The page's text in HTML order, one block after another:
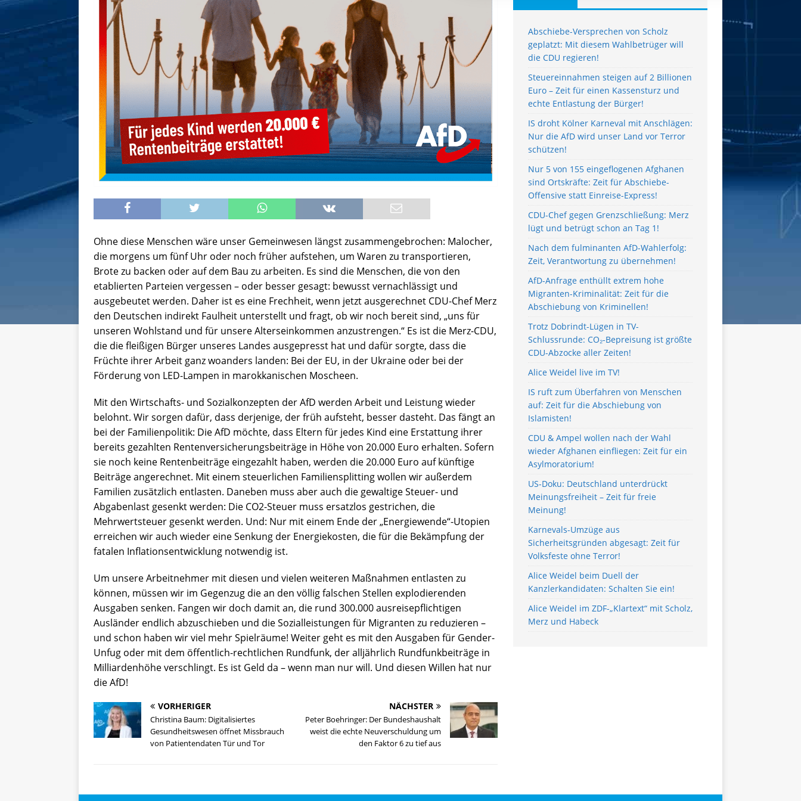
Ohne diese Menschen wäre unser Gemeinwesen längst zusammengebrochen: Malocher,
die morgens um fünf Uhr oder noch früher aufstehen, um Waren zu transportieren,
Brote zu backen oder auf dem Bau zu arbeiten. Es sind die Menschen, die von den
etablierten Parteien vergessen – oder besser gesagt: bewusst vernachlässigt und
ausgebeutet werden. Daher ist es eine Frechheit, wenn jetzt ausgerechnet CDU-Chef Merz
den Deutschen indirekt Faulheit unterstellt und fragt, ob wir noch bereit sind, „uns für
unseren Wohlstand und für unsere Alterseinkommen anzustrengen.“ Es ist die Merz-CDU,
die die fleißigen Bürger unseres Landes ausgepresst hat und dafür sorgte, dass die
Früchte ihrer Arbeit ganz woanders landen: Bei der EU, in der Ukraine oder bei der
Förderung von LED-Lampen in marokkanischen Moscheen.
Mit den Wirtschafts- und Sozialkonzepten der AfD werden Arbeit und Leistung wieder
belohnt. Wir sorgen dafür, dass derjenige, der früh aufsteht, besser dasteht. Das fängt an
bei der Familienpolitik: Die AfD möchte, dass Eltern für jedes Kind eine Erstattung ihrer
bereits gezahlten Rentenversicherungsbeiträge in Höhe von 20.000 Euro erhalten. Sofern
sie noch keine Rentenbeiträge eingezahlt haben, werden die 20.000 Euro auf künftige
Beiträge angerechnet. Mit einem steuerlichen Familiensplitting wollen wir außerdem
Familien zusätzlich entlasten. Daneben muss aber auch die gewaltige Steuer- und
Abgabenlast gesenkt werden: Die CO2-Steuer muss ersatzlos gestrichen, die
Mehrwertsteuer gesenkt werden. Und: Nur mit einem Ende der „Energiewende“-Utopien
erreichen wir auch wieder eine Senkung der Energiekosten, die für die Bekämpfung der
fatalen Inflationsentwicklung notwendig ist.
Um unsere Arbeitnehmer mit diesen und vielen weiteren Maßnahmen entlasten zu
können, müssen wir im Gegenzug die an den völlig falschen Stellen explodierenden
Ausgaben senken. Fangen wir doch damit an, die rund 300.000 ausreisepflichtigen
Ausländer endlich abzuschieben und die Sozialleistungen für Migranten zu reduzieren –
und schon haben wir viel mehr Spielräume! Weiter geht es mit den Ausgaben für Gender-
Unfug oder mit dem öffentlich-rechtlichen Rundfunk, der alljährlich Rundfunkbeiträge in
Milliardenhöhe verschlingt. Es ist Geld da – wenn man nur will. Und diesen Willen hat nur
die AfD!
VORHERIGER
Christina Baum: Digitalisiertes
Gesundheitswesen öffnet Missbrauch
von Patientendaten Tür und Tor
NÄCHSTER
Peter Boehringer: Der Bundeshaushalt
weist die echte Neuverschuldung um
den Faktor 6 zu tief aus
Abschiebe-Versprechen von Scholz
geplatzt: Mit diesem Wahlbetrüger will
die CDU regieren!
Steuereinnahmen steigen auf 2 Billionen
Euro – Zeit für einen Kassensturz und
echte Entlastung der Bürger!
IS droht Kölner Karneval mit Anschlägen:
Nur die AfD wird unser Land vor Terror
schützen!
Nur 5 von 155 eingeflogenen Afghanen
sind Ortskräfte: Zeit für Abschiebe-
Offensive statt Einreise-Express!
CDU-Chef gegen Grenzschließung: Merz
lügt und betrügt schon an Tag 1!
Nach dem fulminanten AfD-Wahlerfolg:
Zeit, Verantwortung zu übernehmen!
AfD-Anfrage enthüllt extrem hohe
Migranten-Kriminalität: Zeit für die
Abschiebung von Kriminellen!
Trotz Dobrindt-Lügen in TV-
Schlussrunde: CO₂-Bepreisung ist größte
CDU-Abzocke aller Zeiten!
Alice Weidel live im TV!
IS ruft zum Überfahren von Menschen
auf: Zeit für die Abschiebung von
Islamisten!
CDU & Ampel wollen nach der Wahl
wieder Afghanen einfliegen: Zeit für ein
Asylmoratorium!
US-Doku: Deutschland unterdrückt
Meinungsfreiheit – Zeit für freie
Meinung!
Karnevals-Umzüge aus
Sicherheitsgründen abgesagt: Zeit für
Volksfeste ohne Terror!
Alice Weidel beim Duell der
Kanzlerkandidaten: Schalten Sie ein!
Alice Weidel im ZDF-„Klartext“ mit Scholz,
Merz und Habeck